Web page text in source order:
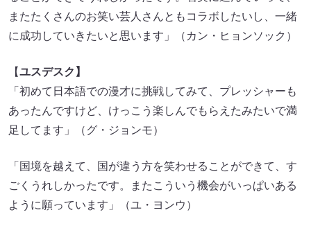
またたくさんのお笑い芸人さんともコラボしたいし、一緒
に成功していきたいと思います」（カン・ヒョンソック）
【ユスデスク】
「初めて日本語での漫才に挑戦してみて、プレッシャーも
あったんですけど、けっこう楽しんでもらえたみたいで満
足してます」（グ・ジョンモ）
「国境を越えて、国が違う方を笑わせることができて、す
ごくうれしかったです。またこういう機会がいっぱいある
ように願っています」（ユ・ヨンウ）